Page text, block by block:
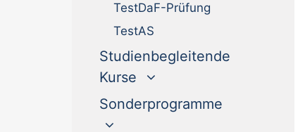
TestDaF-Prüfung
TestAS
Studienbegleitende
Kurse
Sonderprogramme